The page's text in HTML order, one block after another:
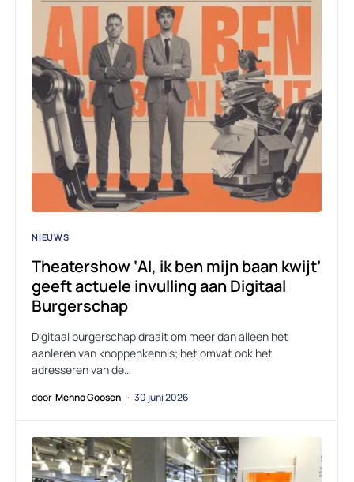
NIEUWS
Theatershow ‘AI, ik ben mijn baan kwijt’
geeft actuele invulling aan Digitaal
Burgerschap
Digitaal burgerschap draait om meer dan alleen het
aanleren van knoppenkennis; het omvat ook het
adresseren van de…
door Menno Goosen 30 juni 2026